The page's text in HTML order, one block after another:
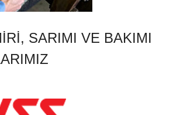
SARIMI VE BAKIMI